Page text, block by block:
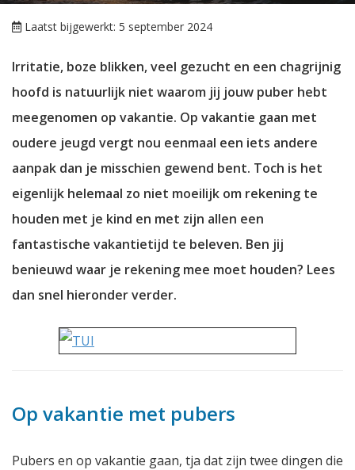
Laatst bijgewerkt: 5 september 2024
Irritatie, boze blikken, veel gezucht en een chagrijnig
hoofd is natuurlijk niet waarom jij jouw puber hebt
meegenomen op vakantie. Op vakantie gaan met
oudere jeugd vergt nou eenmaal een iets andere
aanpak dan je misschien gewend bent. Toch is het
eigenlijk helemaal zo niet moeilijk om rekening te
houden met je kind en met zijn allen een
fantastische vakantietijd te beleven. Ben jij
benieuwd waar je rekening mee moet houden? Lees
dan snel hieronder verder.
Op vakantie met pubers
Pubers en op vakantie gaan, tja dat zijn twee dingen die